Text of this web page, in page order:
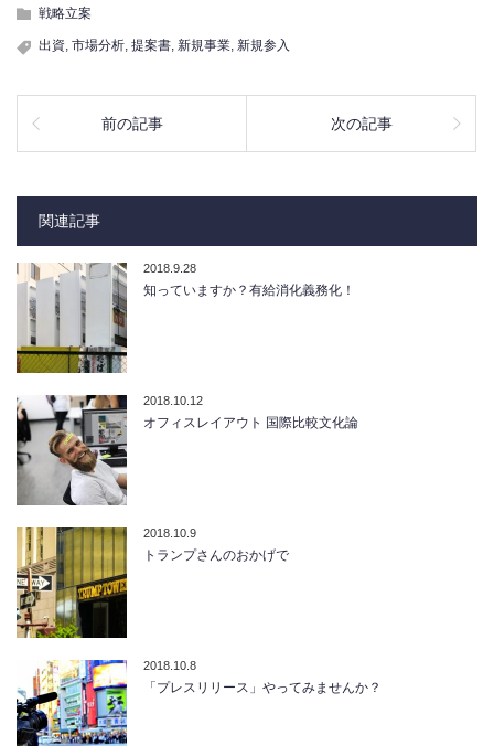
戦略立案
出資 市場分析 提案書 新規事業 新規参入
前の記事 次の記事
関連記事
2018.9.28
知っていますか？有給消化義務化！
2018.10.12
オフィスレイアウト 国際比較文化論
2018.10.9
トランプさんのおかげで
2018.10.8
「プレスリリース」やってみませんか？